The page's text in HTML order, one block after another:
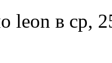
leon в ср,